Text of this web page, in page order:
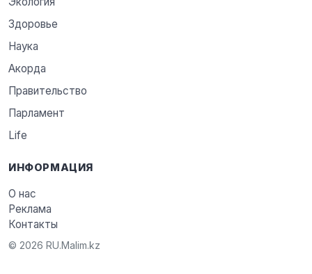
Здоровье
Наука
Акорда
Правительство
Парламент
Life
ИНФОРМАЦИЯ
О нас
Реклама
Контакты
© 2026 RU.Malim.kz